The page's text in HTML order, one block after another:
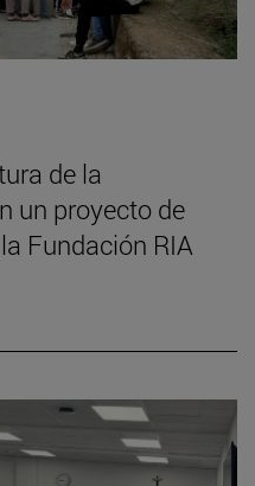
de la
un proyecto de
Fundación RIA